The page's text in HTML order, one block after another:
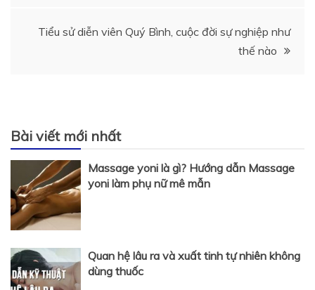
Tiểu sử diễn viên Quý Bình, cuộc đời sự nghiệp như
thế nào
Bài viết mới nhất
Massage yoni là gì? Hướng dẫn Massage
yoni làm phụ nữ mê mẫn
Quan hệ lâu ra và xuất tinh tự nhiên không
dùng thuốc